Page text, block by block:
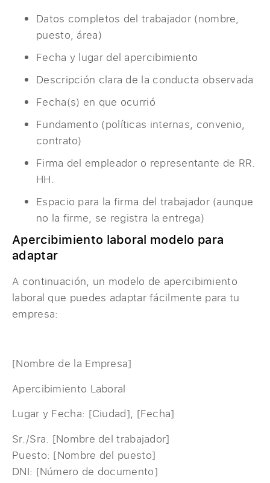
Datos completos del trabajador (nombre,
puesto, área)
Fecha y lugar del apercibimiento
Descripción clara de la conducta observada
Fecha(s) en que ocurrió
Fundamento (políticas internas, convenio,
contrato)
Firma del empleador o representante de RR.
HH.
Espacio para la firma del trabajador (aunque
no la firme, se registra la entrega)
Apercibimiento laboral modelo para
adaptar
A continuación, un modelo de apercibimiento
laboral que puedes adaptar fácilmente para tu
empresa:
[Nombre de la Empresa]
Apercibimiento Laboral
Lugar y Fecha: [Ciudad], [Fecha]
Sr./Sra. [Nombre del trabajador]
Puesto: [Nombre del puesto]
DNI: [Número de documento]